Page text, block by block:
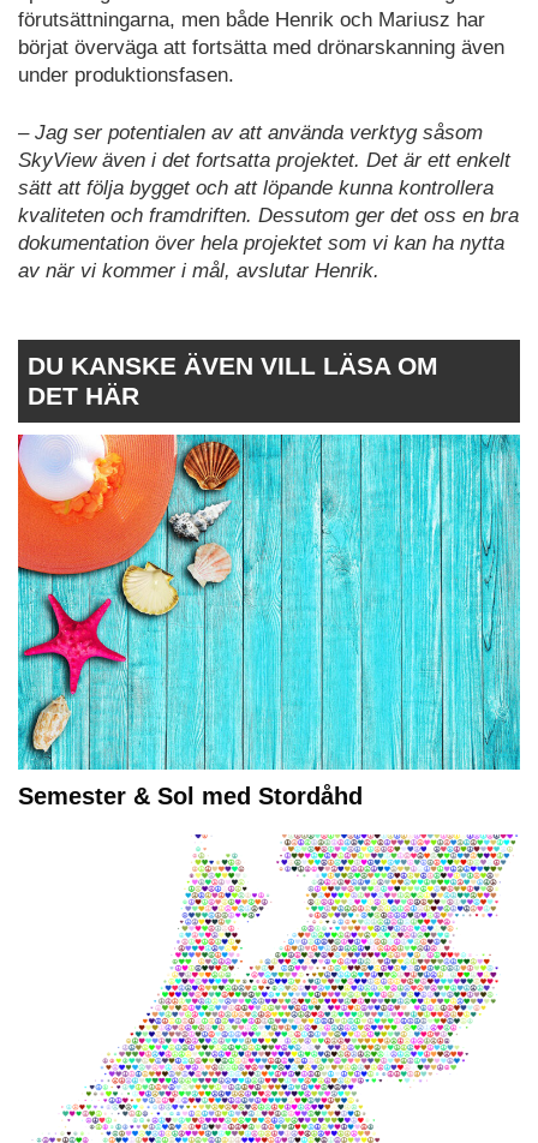
förutsättningarna, men både Henrik och Mariusz har
börjat överväga att fortsätta med drönarskanning även
under produktionsfasen.
– Jag ser potentialen av att använda verktyg såsom
SkyView även i det fortsatta projektet. Det är ett enkelt
sätt att följa bygget och att löpande kunna kontrollera
kvaliteten och framdriften. Dessutom ger det oss en bra
dokumentation över hela projektet som vi kan ha nytta
av när vi kommer i mål, avslutar Henrik.
DU KANSKE ÄVEN VILL LÄSA OM
DET HÄR
Semester & Sol med Stordåhd